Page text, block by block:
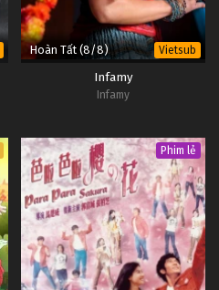
Hoàn Tất (8/8) Vietsub
Infamy
Infamy
Phim lẻ